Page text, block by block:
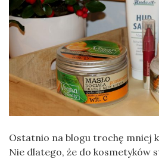
Ostatnio na blogu trochę mniej
Nie dlatego, że do kosmetyków